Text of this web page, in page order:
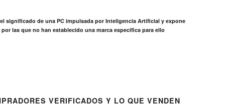
significado de una PC impulsada por Inteligencia Artificial y expone
por las que no han establecido una marca específica para ello
VERIFICADOS Y LO QUE VENDEN